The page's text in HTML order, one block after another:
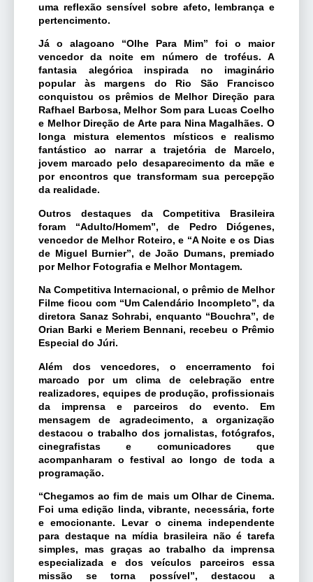
uma reflexão sensível sobre afeto, lembrança e
pertencimento.
Já o alagoano “Olhe Para Mim” foi o maior
vencedor da noite em número de troféus. A
fantasia alegórica inspirada no imaginário
popular às margens do Rio São Francisco
conquistou os prêmios de Melhor Direção para
Rafhael Barbosa, Melhor Som para Lucas Coelho
e Melhor Direção de Arte para Nina Magalhães. O
longa mistura elementos místicos e realismo
fantástico ao narrar a trajetória de Marcelo,
jovem marcado pelo desaparecimento da mãe e
por encontros que transformam sua percepção
da realidade.
Outros destaques da Competitiva Brasileira
foram “Adulto/Homem”, de Pedro Diógenes,
vencedor de Melhor Roteiro, e “A Noite e os Dias
de Miguel Burnier”, de João Dumans, premiado
por Melhor Fotografia e Melhor Montagem.
Na Competitiva Internacional, o prêmio de Melhor
Filme ficou com “Um Calendário Incompleto”, da
diretora Sanaz Sohrabi, enquanto “Bouchra”, de
Orian Barki e Meriem Bennani, recebeu o Prêmio
Especial do Júri.
Além dos vencedores, o encerramento foi
marcado por um clima de celebração entre
realizadores, equipes de produção, profissionais
da imprensa e parceiros do evento. Em
mensagem de agradecimento, a organização
destacou o trabalho dos jornalistas, fotógrafos,
cinegrafistas e comunicadores que
acompanharam o festival ao longo de toda a
programação.
“Chegamos ao fim de mais um Olhar de Cinema.
Foi uma edição linda, vibrante, necessária, forte
e emocionante. Levar o cinema independente
para destaque na mídia brasileira não é tarefa
simples, mas graças ao trabalho da imprensa
especializada e dos veículos parceiros essa
missão se torna possível”, destacou a